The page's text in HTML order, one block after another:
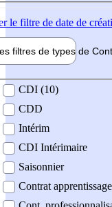
le filtre de date de
filtres de types de
contrat
CDI (10)
CDD
Intérim
CDI Intérimaire
Saisonnier
Contrat apprentissage